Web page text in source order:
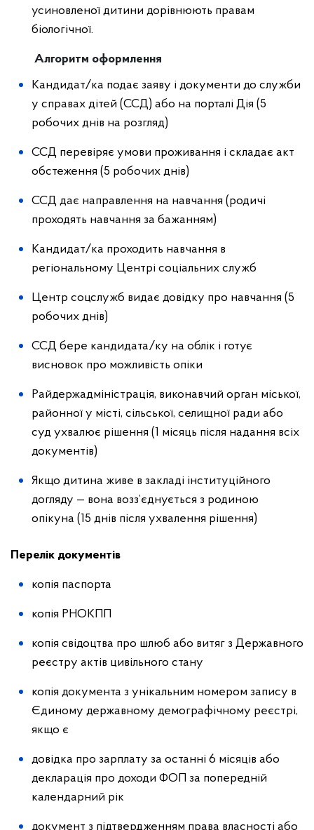
усиновленої дитини дорівнюють правам
біологічної.
Алгоритм оформлення
Кандидат/ка подає заяву і документи до служби
у справах дітей (ССД) або на порталі Дія (5
робочих днів на розгляд)
ССД перевіряє умови проживання і складає акт
обстеження (5 робочих днів)
ССД дає направлення на навчання (родичі
проходять навчання за бажанням)
Кандидат/ка проходить навчання в
регіональному Центрі соціальних служб
Центр соцслужб видає довідку про навчання (5
робочих днів)
ССД бере кандидата/ку на облік і готує
висновок про можливість опіки
Райдержадміністрація, виконавчий орган міської,
районної у місті, сільської, селищної ради або
суд ухвалює рішення (1 місяць після надання всіх
документів)
Якщо дитина живе в закладі інституційного
догляду — вона возз’єднується з родиною
опікуна (15 днів після ухвалення рішення)
Перелік документів
копія паспорта
копія РНОКПП
копія свідоцтва про шлюб або витяг з Державного
реєстру актів цивільного стану
копія документа з унікальним номером запису в
Єдиному державному демографічному реєстрі,
якщо є
довідка про зарплату за останні 6 місяців або
декларація про доходи ФОП за попередній
календарний рік
документ з підтвердженням права власності або